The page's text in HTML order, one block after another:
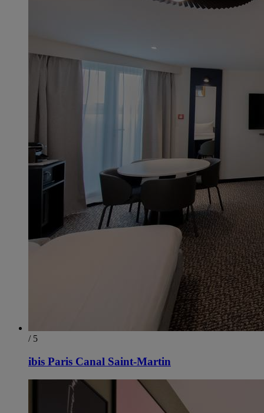
/ 5
ibis Paris Canal Saint-Martin